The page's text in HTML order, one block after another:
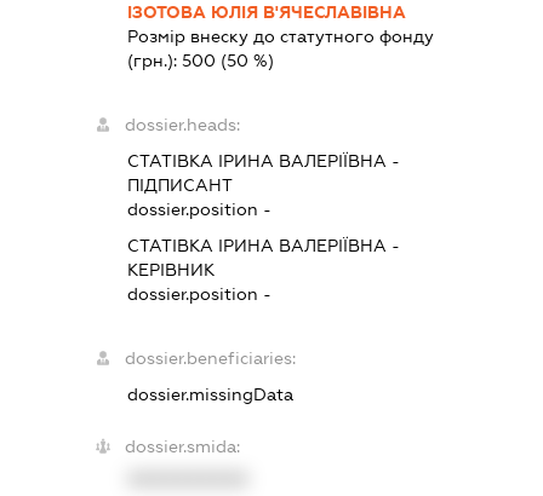
ІЗОТОВА ЮЛІЯ В'ЯЧЕСЛАВІВНА
Розмір внеску до статутного фонду
(грн.):500 (50 %)
dossier.heads:
СТАТІВКА ІРИНА ВАЛЕРІЇВНА -
ПІДПИСАНТ
dossier.position -
СТАТІВКА ІРИНА ВАЛЕРІЇВНА -
КЕРІВНИК
dossier.position -
dossier.beneficiaries:
dossier.missingData
dossier.smida: